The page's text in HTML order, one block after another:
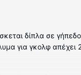
δίπλα σε
για γκολφ